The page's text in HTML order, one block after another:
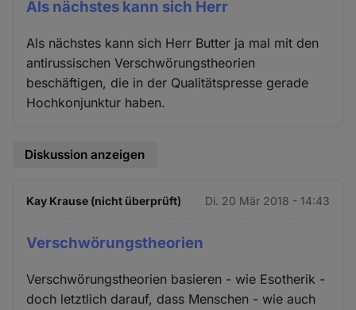
Als nächstes kann sich Herr
Als nächstes kann sich Herr Butter ja mal mit den
antirussischen Verschwörungstheorien
beschäftigen, die in der Qualitätspresse gerade
Hochkonjunktur haben.
Diskussion anzeigen
Kay Krause (nicht überprüft) Di. 20 Mär 2018 - 14:43
Verschwörungstheorien
Verschwörungstheorien basieren - wie Esotherik -
doch letztlich darauf, dass Menschen - wie auch